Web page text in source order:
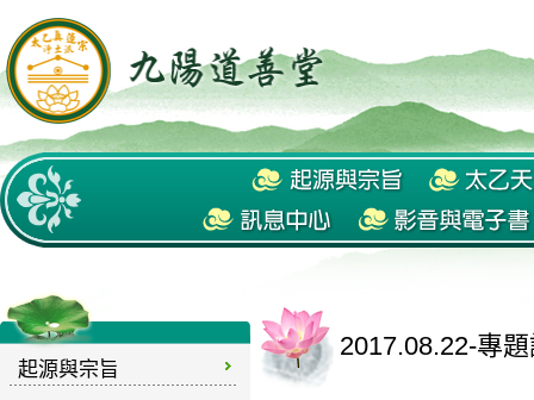
起源與宗旨
2017.08.22-專